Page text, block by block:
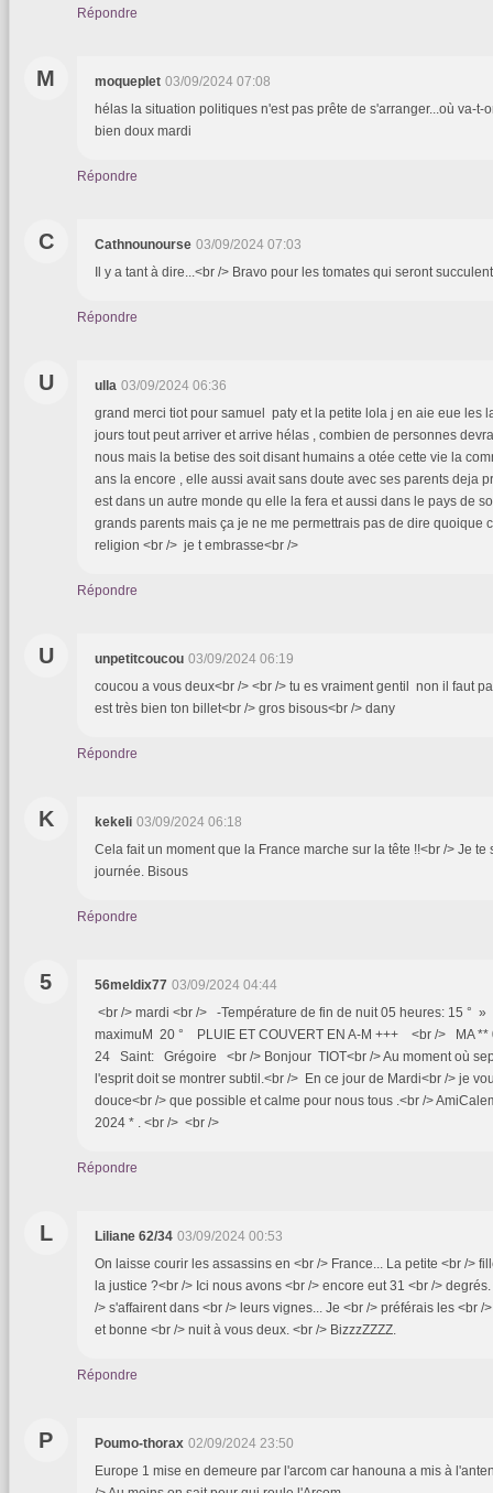
Répondre
M moqueplet 03/09/2024 07:08
hélas la situation politiques n'est pas prête de s'arranger...où va-t-
bien doux mardi
Répondre
C Cathnounourse 03/09/2024 07:03
Il y a tant à dire...<br /> Bravo pour les tomates qui seront
Répondre
U ulla 03/09/2024 06:36
grand merci tiot pour samuel paty et la petite lola j en aie eue les
jours tout peut arriver et arrive hélas , combien de personnes
nous mais la betise des soit disant humains a otée cette vie la
ans la encore , elle aussi avait sans doute avec ses parents deja
est dans un autre monde qu elle la fera et aussi dans le pays de
grands parents mais ça je ne me permettrais pas de dire quoique
religion <br /> je t embrasse<br />
Répondre
U unpetitcoucou 03/09/2024 06:19
coucou a vous deux<br /> <br /> tu es vraiment gentil non il faut
est très bien ton billet<br /> gros bisous<br /> dany
Répondre
K kekeli 03/09/2024 06:18
Cela fait un moment que la France marche sur la tête !!<br /> Je
journée. Bisous
Répondre
5 56meldix77 03/09/2024 04:44
<br /> mardi <br /> -Température de fin de nuit 05 heures: 15 °
maximuM 20 ° PLUIE ET COUVERT EN A-M +++ <br /> MA **
24 Saint: Grégoire <br /> Bonjour TIOT<br /> Au moment où
l'esprit doit se montrer subtil.<br /> En ce jour de Mardi<br /> je
douce<br /> que possible et calme pour nous tous .<br />
2024 * . <br /> <br />
Répondre
L Liliane 62/34 03/09/2024 00:53
On laisse courir les assassins en <br /> France... La petite <br />
la justice ?<br /> Ici nous avons <br /> encore eut 31 <br />
/> s'affairent dans <br /> leurs vignes... Je <br /> préférais les <br /
et bonne <br /> nuit à vous deux. <br /> BizzzZZZZ.
Répondre
P Poumo-thorax 02/09/2024 23:50
Europe 1 mise en demeure par l'arcom car hanouna a mis à